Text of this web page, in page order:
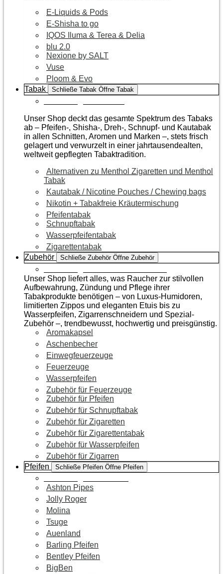
E-Liquids & Pods
E-Shisha to go
IQOS Iluma & Terea & Delia
blu 2.0
Nexione by SALT
Vuse
Ploom & Evo
Tabak
Schließe Tabak Öffne Tabak
Unser Shop deckt das gesamte Spektrum des Tabaks
ab – Pfeifen-, Shisha-, Dreh-, Schnupf- und Kautabak
in allen Schnitten, Aromen und Marken –, stets frisch
gelagert und verwurzelt in einer jahrtausendealten,
weltweit gepflegten Tabaktradition.
Alternativen zu Menthol Zigaretten und Menthol
Tabak
Kautabak / Nicotine Pouches / Chewing bags
Nikotin + Tabakfreie Kräutermischung
Pfeifentabak
Schnupftabak
Wasserpfeifentabak
Zigarettentabak
Zubehör
Schließe Zubehör Öffne Zubehör
Unser Shop liefert alles, was Raucher zur stilvollen
Aufbewahrung, Zündung und Pflege ihrer
Tabakprodukte benötigen – von Luxus-Humidoren,
limitierten Zippos und eleganten Etuis bis zu
Wasserpfeifen, Zigarrenschneidern und Spezial-
Zubehör –, trendbewusst, hochwertig und preisgünstig.
Aromakapsel
Aschenbecher
Einwegfeuerzeuge
Feuerzeuge
Wasserpfeifen
Zubehör für Feuerzeuge
Zubehör für Pfeifen
Zubehör für Schnupftabak
Zubehör für Zigaretten
Zubehör für Zigarettentabak
Zubehör für Wasserpfeifen
Zubehör für Zigarren
Pfeifen
Schließe Pfeifen Öffne Pfeifen
Ashton Pipes
Jolly Roger
Molina
Tsuge
Auenland
Barling Pfeifen
Bentley Pfeifen
BigBen